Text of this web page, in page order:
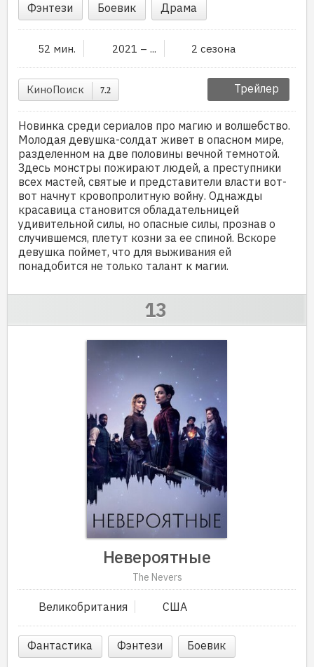
Фэнтези Боевик Драма
52 мин. 2021 – ... 2 сезона
КиноПоиск 7.2 Трейлер
Новинка среди сериалов про магию и волшебство.
Молодая девушка-солдат живет в опасном мире,
разделенном на две половины вечной темнотой.
Здесь монстры пожирают людей, а преступники
всех мастей, святые и представители власти вот-
вот начнут кровопролитную войну. Однажды
красавица становится обладательницей
удивительной силы, но опасные силы, прознав о
случившемся, плетут козни за ее спиной. Вскоре
девушка поймет, что для выживания ей
понадобится не только талант к магии.
Невероятные
The Nevers
Великобритания США
Фантастика Фэнтези Боевик